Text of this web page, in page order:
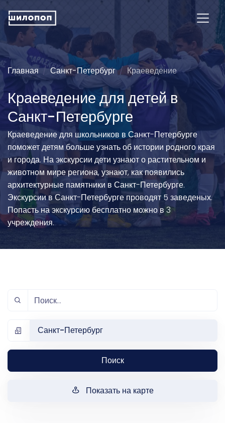
Главная Санкт-Петербург Краеведение
Краеведение для детей в
Санкт-Петербурге
Краеведение для школьников в Санкт-Петербурге
поможет детям больше узнать об истории родного края
и города. На экскурсии дети узнают о растительном и
животном мире региона, узнают, как появились
архитектурные памятники в Санкт-Петербурге.
Экскурсии в Санкт-Петербурге проводят 5 заведеных.
Попасть на экскурсию бесплатно можно в 3
учреждения.
Санкт-Петербург
Поиск
Показать на карте